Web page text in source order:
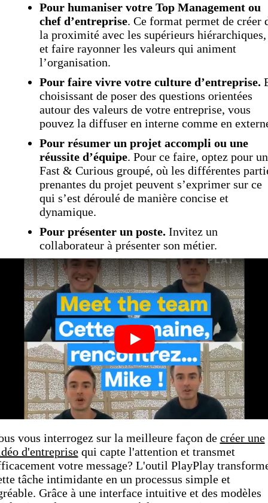
Pour humaniser votre Top Management ou
chef d’entreprise. Ce format permet de créer
la proximité avec les supérieurs hiérarchiques,
et faire rayonner les valeurs qui animent
l’organisation.
Pour faire vivre votre culture d’entreprise.
choisissant de poser des questions orientées
autour des valeurs de votre entreprise, vous
pouvez la diffuser en interne comme en
Pour résumer un projet accompli ou une
réussite d’équipe. Pour ce faire, optez pour un
Fast & Curious groupé, où les différentes
prenantes du projet peuvent s’exprimer sur ce
qui s’est déroulé de manière concise et
dynamique.
Pour présenter un poste. Invitez un
collaborateur à présenter son métier.
Play
vous interrogez sur la meilleure façon de créer une
d'entreprisequi capte l'attention et transmet
votre message? L'outil PlayPlay
tâche intimidante en un processus simple et
Grâce à une interface intuitive et des modèles